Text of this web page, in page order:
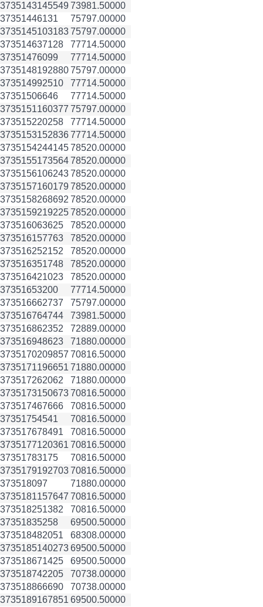
3735143145549 73981.50000
37351446131
75797.00000
373514510318375797.00000
373514637128
77714.50000
37351476099
77714.50000
373514819288075797.00000
373514992510
77714.50000
37351506646
77714.50000
3735151160377 75797.00000
373515220258
77714.50000
373515315283677714.50000
373515424414578520.00000
373515517356478520.00000
373515610624378520.00000
3735157160179 78520.00000
3735158268692 78520.00000
373515921922578520.00000
373516063625
78520.00000
373516157763
78520.00000
373516252152
78520.00000
373516351748
78520.00000
373516421023
78520.00000
37351653200
77714.50000
373516662737
75797.00000
373516764744
73981.50000
373516862352
72889.00000
373516948623
71880.00000
3735170209857 70816.50000
3735171196651 71880.00000
373517262062
71880.00000
373517315067370816.50000
373517467666
70816.50000
37351754541
70816.50000
373517678491
70816.50000
3735177120361 70816.50000
37351783175
70816.50000
373517919270370816.50000
373518097
71880.00000
3735181157647 70816.50000
373518251382
70816.50000
37351835258
69500.50000
373518482051
68308.00000
373518514027369500.50000
373518671425
69500.50000
373518742205
70738.00000
373518866690
70738.00000
3735189167851 69500.50000